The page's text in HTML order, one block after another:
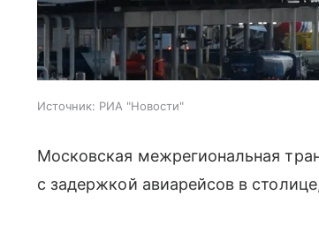
Источник: РИА "Новости"
Московская межрегиональная
с задержкой авиарейсов в